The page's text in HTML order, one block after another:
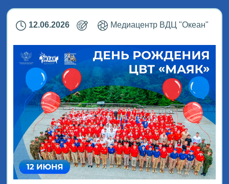
12.06.2026 Медиацентр ВДЦ "Океан"